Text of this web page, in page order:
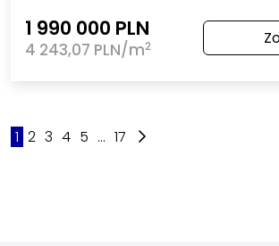
1 990 000 PLN
4 243,07 PLN/m2
1 2 3 4 5 ... 17